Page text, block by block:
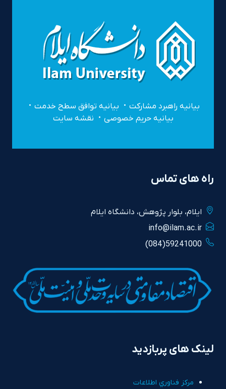
بیانیه راهبرد مشارکت
بیانیه توافق سطح خدمت
بیانیه حریم خصوصی
نقشه سایت
راه های تماس
ايلام، بلوار پژوهش، دانشگاه ايلام
info@ilam.ac.ir
59241000(084)
لینک های پربازدید
مرکز فناوري اطلاعات